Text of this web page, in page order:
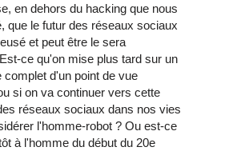
en dehors du hacking que nous
que le futur des réseaux sociaux
et peut être le sera
ce qu'on mise plus tard sur un
complet d'un point de vue
si on va continuer vers cette
réseaux sociaux dans nos vies
l'homme-robot ? Ou est-ce
à l'homme du début du 20e